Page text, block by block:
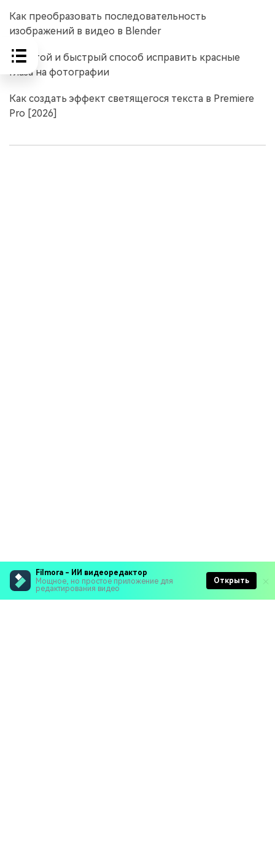
Filmora - ИИ видеоредактор
Мощное, но простое приложение для
редактирования видео
Открыть
Как преобразовать последовательность
изображений в видео в Blender
Простой и быстрый способ исправить красные
глаза на фотографии
Как создать эффект светящегося текста в Premiere
Pro [2026]